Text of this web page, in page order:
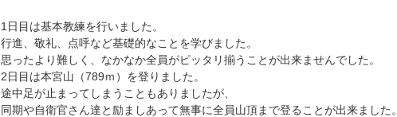
1日目は基本教練を行いました。
行進、敬礼、点呼など基礎的なことを学びました。
思ったより難しく、なかなか全員がピッタリ揃うことが出来ませんでした。
2日目は本宮山（789ｍ）を登りました。
途中足が止まってしまうこともありましたが、
同期や自衛官さん達と励ましあって無事に全員山頂まで登ることが出来ました。